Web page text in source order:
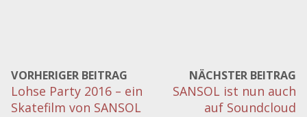
VORHERIGER BEITRAG
Lohse Party 2016 – ein
Skatefilm von SANSOL
NÄCHSTER BEITRAG
SANSOL ist nun auch
auf Soundcloud